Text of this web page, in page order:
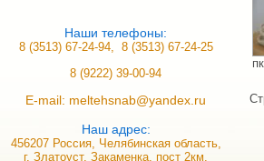
Наши телефоны:
8 (3513) 67-24-94, 8 (3513) 67-24-25
8 (9222) 39-00-94
E-mail: meltehsnab@yandex.ru
Наш адрес:
456207 Россия, Челябинская область,
г. Златоуст, Закаменка, пост 2км.